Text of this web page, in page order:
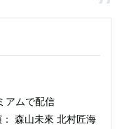
アムで配信
森山未來 北村匠海